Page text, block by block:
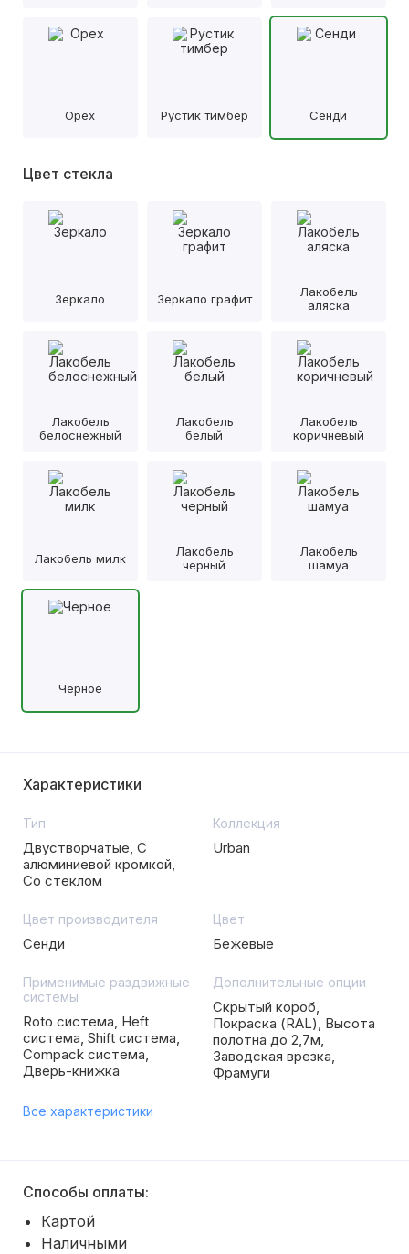
Орех Рустик тимбер Сенди
Цвет стекла
Зеркало Зеркало графит
Лакобель
аляска
Лакобель
белоснежный
Лакобель
белый
Лакобель
коричневый
Лакобель милк
Лакобель
черный
Лакобель
шамуа
Черное
Характеристики
Тип
Двустворчатые, С
алюминиевой кромкой,
Со стеклом
Коллекция
Urban
Цвет производителя
Сенди
Цвет
Бежевые
Применимые раздвижные
системы
Roto система, Heft
система, Shift система,
Compack система,
Дверь-книжка
Дополнительные опции
Скрытый короб,
Покраска (RAL), Высота
полотна до 2,7м,
Заводская врезка,
Фрамуги
Все характеристики
Способы оплаты:
Картой
Наличными